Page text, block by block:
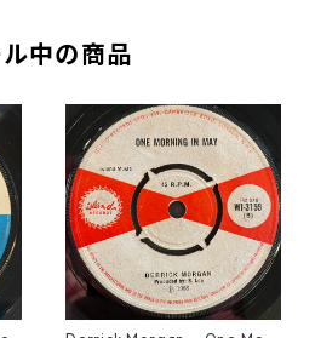
中の商品